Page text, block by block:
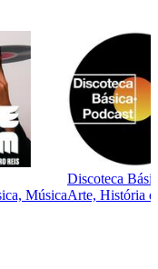
Música
Discoteca
Arte, História